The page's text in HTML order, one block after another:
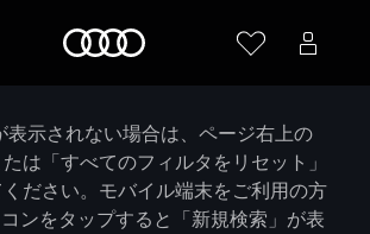
示されない場合は、ページ右上の
たは「すべてのフィルタをリセット」
ださい。モバイル端末をご利用の方
ンをタップすると「新規検索」が表